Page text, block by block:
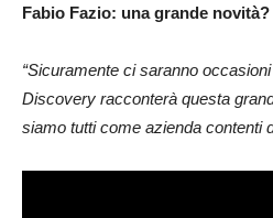
Fabio Fazio: una grande
“Sicuramente ci saranno
Discovery racconterà questa
siamo tutti come azienda contenti